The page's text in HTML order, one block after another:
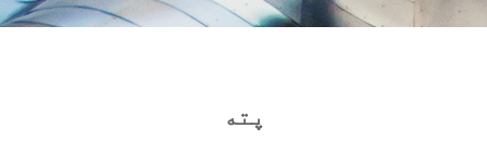
پته